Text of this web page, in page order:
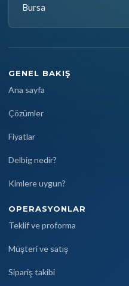
Bursa
GENEL BAKIŞ
Ana sayfa
Çözümler
Fiyatlar
Delbig nedir?
Kimlere uygun?
OPERASYONLAR
Teklif ve proforma
Müşteri ve satış
Sipariş takibi